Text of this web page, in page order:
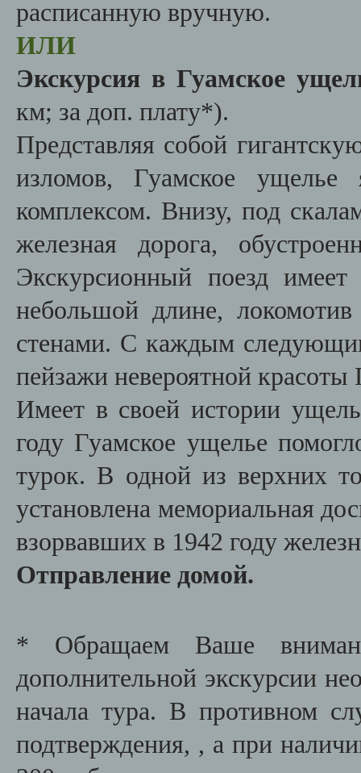
расписанную вручную.
ИЛИ
Экскурсия в Гуамское
км; за доп. плату*).
Представляя собой
изломов, Гуамское ущелье
комплексом. Внизу, под
железная дорога,
Экскурсионный поезд
небольшой длине,
стенами. С каждым
пейзажи невероятной
Имеет в своей истории
году Гуамское ущелье
турок. В одной из верхних
установлена мемориальная
взорвавших в 1942 году
Отправление домой.
* Обращаем Ваше
дополнительной экскурсии
начала тура. В противном
подтверждения, , а при